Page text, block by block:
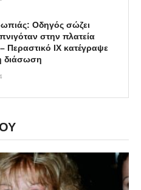
Οδηγός σώζει
στην πλατεία
Περαστικό ΙΧ κατέγραψε
διάσωση